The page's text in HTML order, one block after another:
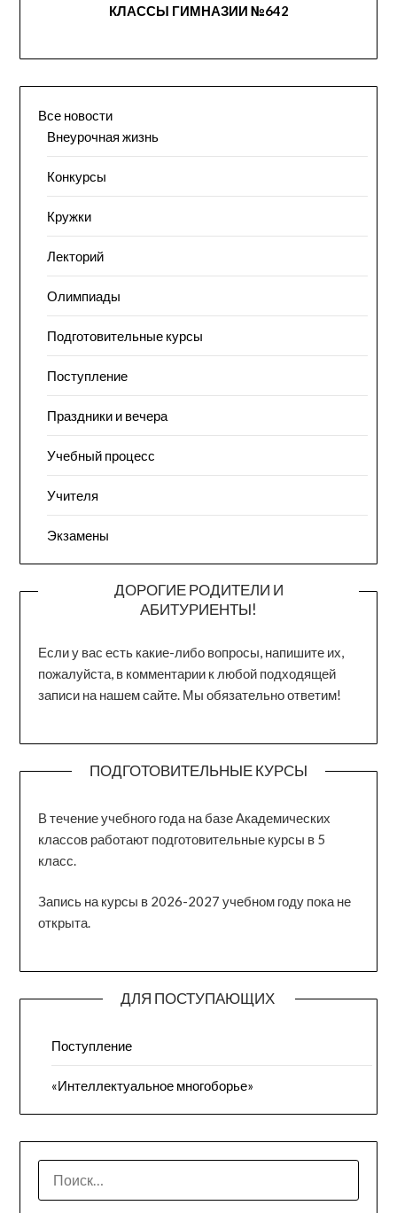
КЛАССЫ ГИМНАЗИИ №642
Все новости
Внеурочная жизнь
Конкурсы
Кружки
Лекторий
Олимпиады
Подготовительные курсы
Поступление
Праздники и вечера
Учебный процесс
Учителя
Экзамены
ДОРОГИЕ РОДИТЕЛИ И
АБИТУРИЕНТЫ!
Если у вас есть какие-либо вопросы, напишите их,
пожалуйста, в комментарии к любой подходящей
записи на нашем сайте. Мы обязательно ответим!
ПОДГОТОВИТЕЛЬНЫЕ КУРСЫ
В течение учебного года на базе Академических
классов работают подготовительные курсы в 5
класс.
Запись на курсы в 2026-2027 учебном году пока не
открыта.
ДЛЯ ПОСТУПАЮЩИХ
Поступление
«Интеллектуальное многоборье»